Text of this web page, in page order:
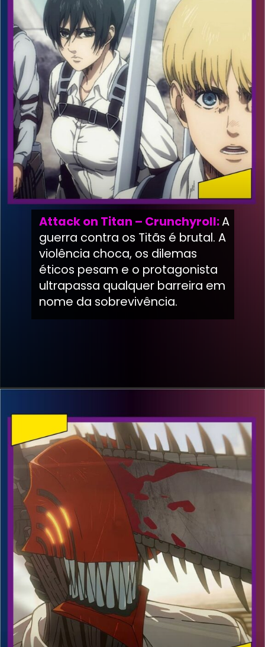
Attack on Titan – Crunchyroll:A
guerra contra os Titãs é brutal. A
violência choca, os dilemas
éticos pesam e o protagonista
ultrapassa qualquer barreira em
nome da sobrevivência.